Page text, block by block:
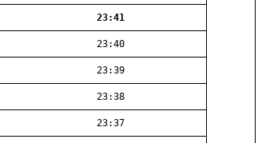
23:41
23:40
23:39
23:38
23:37